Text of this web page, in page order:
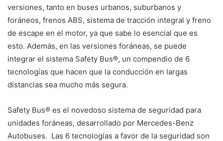
versiones, tanto en buses urbanos, suburbanos y
foráneos, frenos ABS, sistema de tracción integral y freno
de escape en el motor, ya que sabe lo esencial que es
esto. Además, en las versiones foráneas, se puede
integrar el sistema Safety Bus®, un compendio de 6
tecnologías que hacen que la conducción en largas
distancias sea mucho más segura.
Safety Bus® es el novedoso sistema de seguridad para
unidades foráneas, desarrollado por Mercedes-Benz
Autobuses. Las 6 tecnologías a favor de la seguridad son